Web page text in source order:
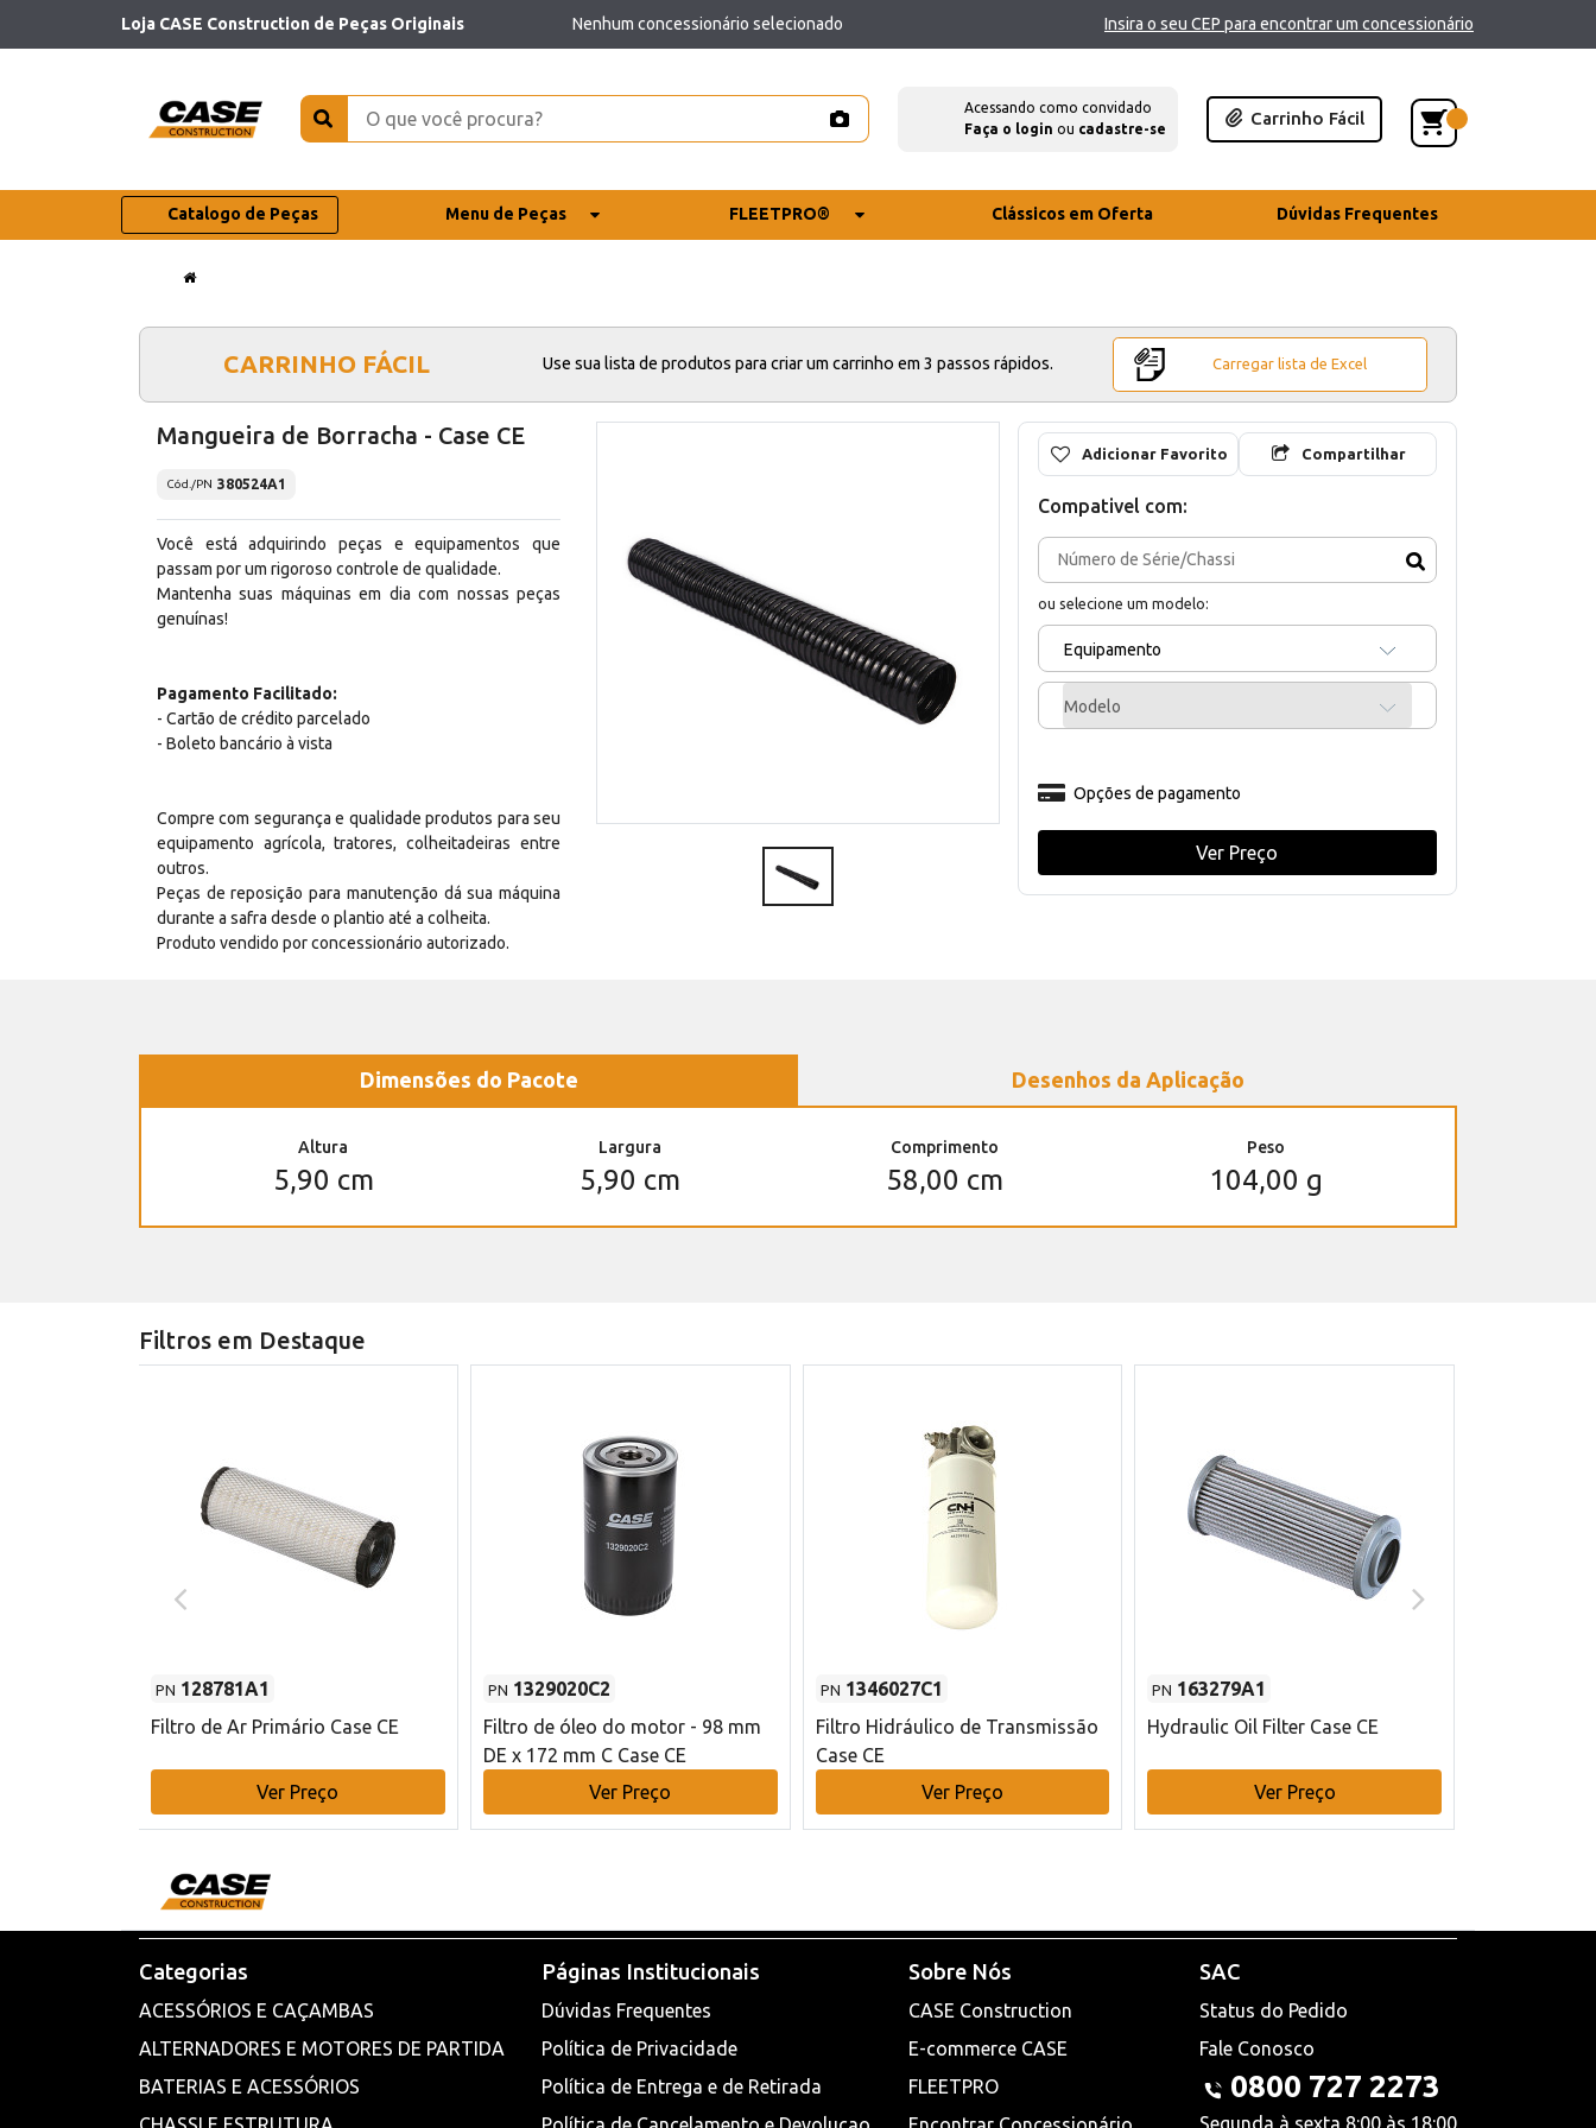
Loja CASE Construction de Peças Originais Nenhum concessionário selecionado Insira o seu CEP para encontrar um concessionário
Acessando como convidado
Faça o login ou cadastre-se
Carrinho Fácil
Catalogo de Peças Menu de Peças FLEETPRO® Clássicos em Oferta Dúvidas Frequentes
CARRINHO FÁCIL Use sua lista de produtos para criar um carrinho em 3 passos rápidos. Carregar lista de Excel
Mangueira de Borracha - Case CE
Cód./PN 380524A1
Você está adquirindo peças e equipamentos que
passam por um rigoroso controle de qualidade.
Mantenha suas máquinas em dia com nossas peças
genuínas!
Pagamento Facilitado:
- Cartão de crédito parcelado
- Boleto bancário à vista
Compre com segurança e qualidade produtos para seu
equipamento agrícola, tratores, colheitadeiras entre
outros.
Peças de reposição para manutenção dá sua máquina
durante a safra desde o plantio até a colheita.
Produto vendido por concessionário autorizado.
Adicionar Favorito Compartilhar
Compativel com:
ou selecione um modelo:
Equipamento
Modelo
Opções de pagamento
Ver Preço
Dimensões do Pacote Desenhos da Aplicação
Altura
5,90 cm
Largura
5,90 cm
Comprimento
58,00 cm
Peso
104,00 g
Filtros em Destaque
PN 128781A1
Filtro de Ar Primário Case CE
Ver Preço
PN 1329020C2
Filtro de óleo do motor - 98 mm
DE x 172 mm C Case CE
Ver Preço
PN 1346027C1
Filtro Hidráulico de Transmissão
Case CE
Ver Preço
PN 163279A1
Hydraulic Oil Filter Case CE
Ver Preço
Categorias
ACESSÓRIOS E CAÇAMBAS
ALTERNADORES E MOTORES DE PARTIDA
BATERIAS E ACESSÓRIOS
Páginas Institucionais
Dúvidas Frequentes
Política de Privacidade
Política de Entrega e de Retirada
Sobre Nós
CASE Construction
E-commerce CASE
FLEETPRO
SAC
Status do Pedido
Fale Conosco
0800 727 2273
Segunda à sexta 8:00 às 18:00